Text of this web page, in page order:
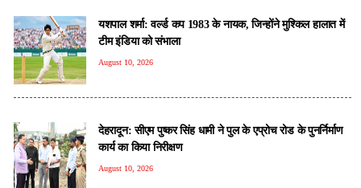
यशपाल शर्मा: वर्ल्ड कप 1983 के नायक, जिन्होंने मुश्किल हालात में
टीम इंडिया को संभाला
August 10, 2026
देहरादून: सीएम पुष्कर सिंह धामी ने पुल के एप्रोच रोड के पुनर्निर्माण
कार्य का किया निरीक्षण
August 10, 2026